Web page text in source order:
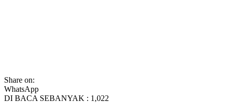
Share on:
WhatsApp
DI BACA SEBANYAK : 1,022